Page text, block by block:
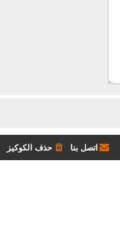
حذف الكوكيز اتصل بنا